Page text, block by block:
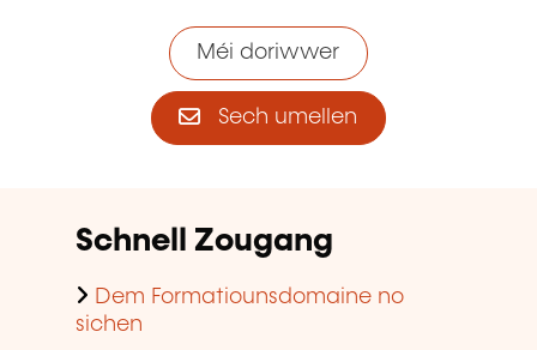
Méi doriwwer
Sech umellen
Schnell Zougang
Dem Formatiounsdomaine no
sichen